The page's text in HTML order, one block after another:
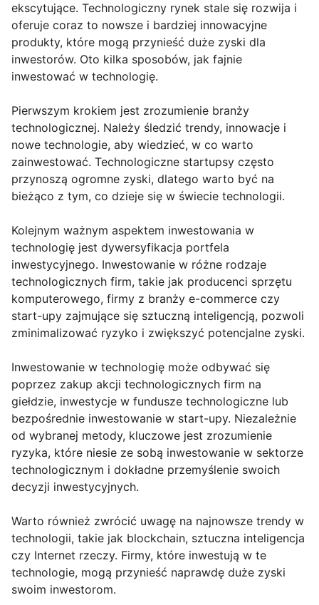
ekscytujące. Technologiczny rynek stale się rozwija i
oferuje coraz to nowsze i bardziej innowacyjne
produkty, które mogą przynieść duże zyski dla
inwestorów. Oto kilka sposobów, jak fajnie
inwestować w technologię.
Pierwszym krokiem jest zrozumienie branży
technologicznej. Należy śledzić trendy, innowacje i
nowe technologie, aby wiedzieć, w co warto
zainwestować. Technologiczne startupsy często
przynoszą ogromne zyski, dlatego warto być na
bieżąco z tym, co dzieje się w świecie technologii.
Kolejnym ważnym aspektem inwestowania w
technologię jest dywersyfikacja portfela
inwestycyjnego. Inwestowanie w różne rodzaje
technologicznych firm, takie jak producenci sprzętu
komputerowego, firmy z branży e-commerce czy
start-upy zajmujące się sztuczną inteligencją, pozwoli
zminimalizować ryzyko i zwiększyć potencjalne zyski.
Inwestowanie w technologię może odbywać się
poprzez zakup akcji technologicznych firm na
giełdzie, inwestycje w fundusze technologiczne lub
bezpośrednie inwestowanie w start-upy. Niezależnie
od wybranej metody, kluczowe jest zrozumienie
ryzyka, które niesie ze sobą inwestowanie w sektorze
technologicznym i dokładne przemyślenie swoich
decyzji inwestycyjnych.
Warto również zwrócić uwagę na najnowsze trendy w
technologii, takie jak blockchain, sztuczna inteligencja
czy Internet rzeczy. Firmy, które inwestują w te
technologie, mogą przynieść naprawdę duże zyski
swoim inwestorom.